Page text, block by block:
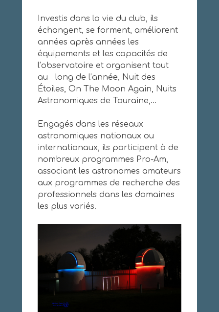
Investis dans la vie du club, ils
échangent, se forment, améliorent
années après années les
équipements et les capacités de
l’observatoire et organisent tout
au long de l’année, Nuit des
Étoiles, On The Moon Again, Nuits
Astronomiques de Touraine,…
Engagés dans les réseaux
astronomiques nationaux ou
internationaux, ils participent à de
nombreux programmes Pro-Am,
associant les astronomes amateurs
aux programmes de recherche des
professionnels dans les domaines
les plus variés.